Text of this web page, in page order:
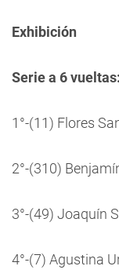
Exhibición
Serie a 6 vueltas:
1°-(11) Flores
2°-(310)
3°-(49) Joaquín
4°-(7) Agustina